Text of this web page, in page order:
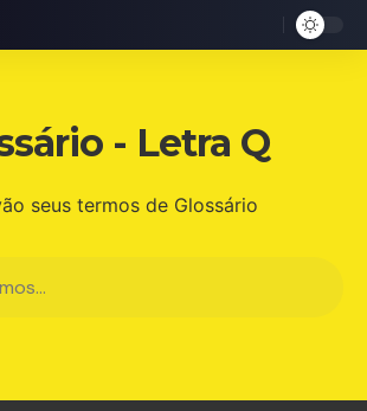
- Letra Q
seus termos de Glossário